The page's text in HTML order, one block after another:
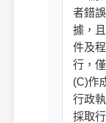
者錯
據，
件及
行，
(C)作
行政
採取